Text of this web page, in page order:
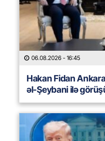
06.08.2026 - 16:45
Hakan Fidan
əl-Şeybani ilə